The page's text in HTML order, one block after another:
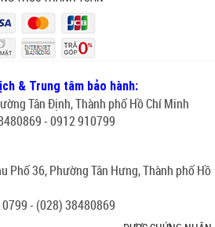
& Trung tâm bảo hành:
Tân Định, Thành phố Hồ Chí Minh
- 0912 910799
Phố 36, Phường Tân Hưng, Thành phố Hồ
- (028) 38480869